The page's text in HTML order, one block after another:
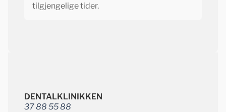
tilgjengelige tider.
DENTALKLINIKKEN
37 88 55 88